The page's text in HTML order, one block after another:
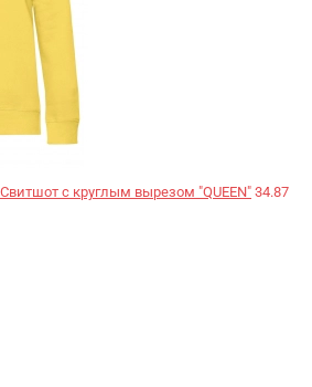
с круглым вырезом "QUEEN" 34.87